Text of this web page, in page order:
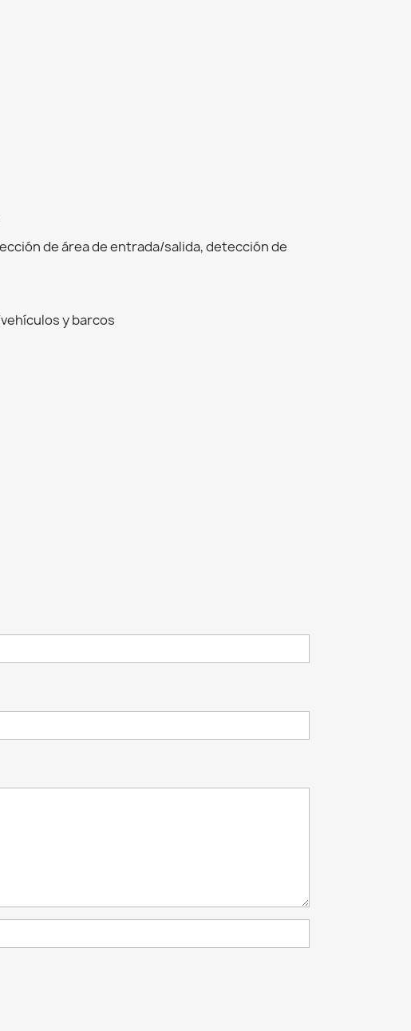
de área de entrada/salida, detección de
y barcos